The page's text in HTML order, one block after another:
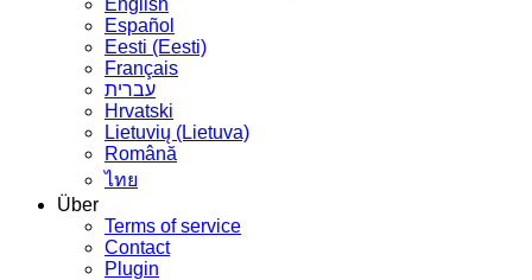
English
Español
Eesti (Eesti)
Français
עברית
Hrvatski
Lietuvių (Lietuva)
Română
ไทย
Über
Terms of service
Contact
Plugin